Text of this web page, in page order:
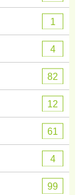
1
4
82
12
61
4
99